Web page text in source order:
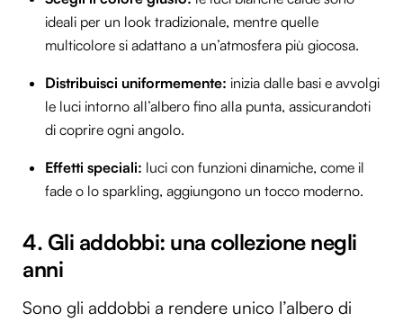
ideali per un look tradizionale, mentre quelle
multicolore si adattano a un’atmosfera più giocosa.
Distribuisci uniformemente: inizia dalle basi e avvolgi
le luci intorno all’albero fino alla punta, assicurandoti
di coprire ogni angolo.
Effetti speciali: luci con funzioni dinamiche, come il
fade o lo sparkling, aggiungono un tocco moderno.
4. Gli addobbi: una collezione negli
anni
Sono gli addobbi a rendere unico l’albero di